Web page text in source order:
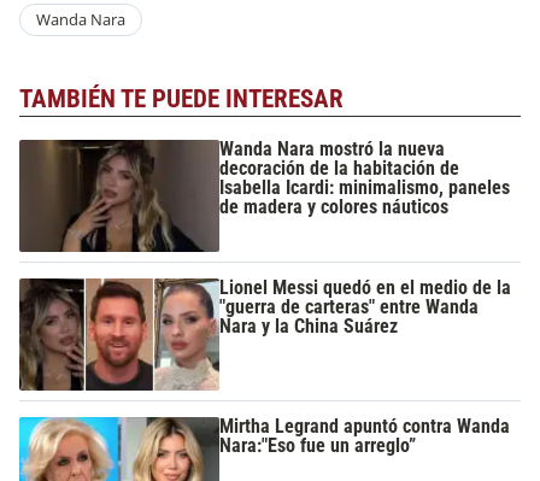
Wanda Nara
TAMBIÉN TE PUEDE INTERESAR
Wanda Nara mostró la nueva
decoración de la habitación de
Isabella Icardi: minimalismo, paneles
de madera y colores náuticos
Lionel Messi quedó en el medio de la
"guerra de carteras" entre Wanda
Nara y la China Suárez
Mirtha Legrand apuntó contra Wanda
Nara:"Eso fue un arreglo”